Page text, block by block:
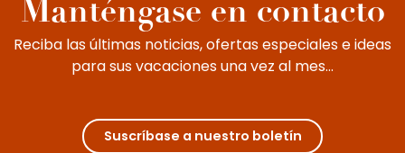
Manténgase en contacto
Reciba las últimas noticias, ofertas especiales e ideas
para sus vacaciones una vez al mes...
Suscríbase a nuestro boletín